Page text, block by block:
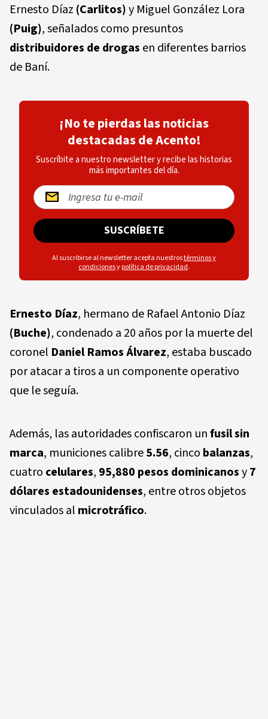
Ernesto Díaz (Carlitos)y Miguel González Lora
(Puig), señalados como presuntos
distribuidores de drogas en diferentes barrios
de Baní.
¡No te pierdas las noticias
destacadas de Acento!
Suscríbite a nuestro newsletter y recibe las historias
más importantes del día.
SUSCRÍBETE
Al suscribirse al newsletter acepta nuestrostérminos y
condicionesypolítica de privacidad.
Ernesto Díaz, hermano de Rafael Antonio Díaz
(Buche), condenado a 20 años por la muerte del
coronel Daniel Ramos Álvarez, estaba buscado
por atacar a tiros a un componente operativo
que le seguía.
Además, las autoridades confiscaron unfusil sin
marca, municiones calibre5.56, cinco balanzas,
cuatro celulares, 95,880 pesos dominicanosy7
dólares estadounidenses, entre otros objetos
vinculados al microtráfico.